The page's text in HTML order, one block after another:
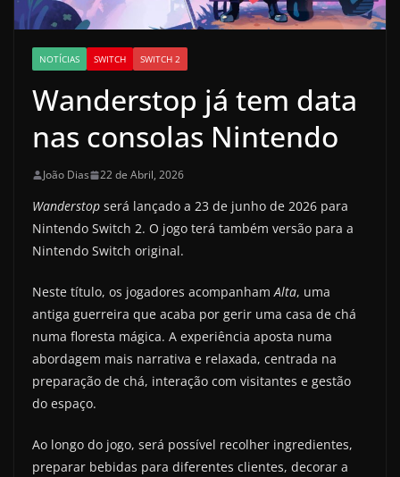
NOTÍCIAS SWITCH SWITCH 2
Wanderstop já tem data
nas consolas Nintendo
João Dias 22 de Abril, 2026
Wanderstop será lançado a 23 de junho de 2026 para
Nintendo Switch 2. O jogo terá também versão para a
Nintendo Switch original.
Neste título, os jogadores acompanhamAlta, uma
antiga guerreira que acaba por gerir uma casa de chá
numa floresta mágica. A experiência aposta numa
abordagem mais narrativa e relaxada, centrada na
preparação de chá, interação com visitantes e gestão
do espaço.
Ao longo do jogo, será possível recolher ingredientes,
preparar bebidas para diferentes clientes, decorar a